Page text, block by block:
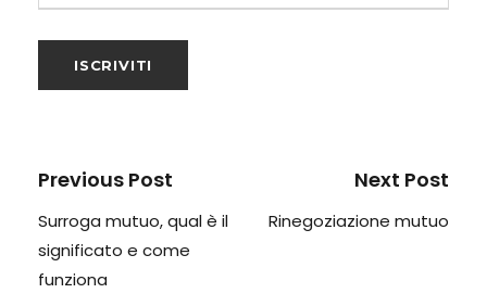
Previous Post
Surroga mutuo, qual è il
significato e come
funziona
Next Post
Rinegoziazione mutuo